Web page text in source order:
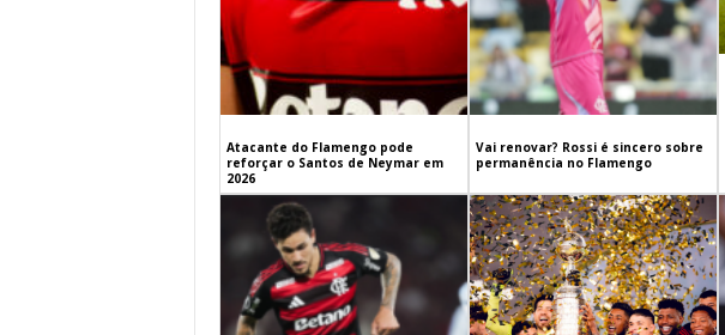
Atacante do Flamengo pode
reforçar o Santos de Neymar em
2026
Vai renovar? Rossi é sincero sobre
permanência no Flamengo